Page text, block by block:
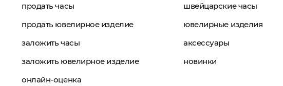
продать часы
продать ювелирное изделие
заложить часы
заложить ювелирное изделие
онлайн-оценка
швейцарские часы
ювелирные изделия
аксессуары
новинки